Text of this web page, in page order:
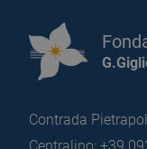
Contrada